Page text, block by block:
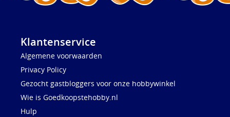
Klantenservice
Algemene voorwaarden
Privacy Policy
Gezocht gastbloggers voor onze hobbywinkel
Wie is Goedkoopstehobby.nl
Hulp